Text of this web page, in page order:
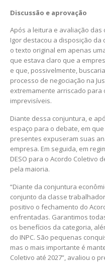
Discussão e aprovação
Após a leitura e avaliação das
Igor destacou a disposição da
o texto original em apenas
que estava claro que a
e que, possivelmente,
processo de negociação na
extremamente arriscado
imprevisíveis.
Diante dessa conjuntura, e
espaço para o debate, em
presentes expuseram suas
empresa. Em seguida, em
DESO para o Acordo Coletivo
pela maioria.
“Diante da conjuntura
conjunto da classe
positivo o fechamento do
enfrentadas. Garantimos
os benefícios da categoria,
do INPC. São pequenas
mas o mais importante é
Coletivo até 2027”, avaliou o